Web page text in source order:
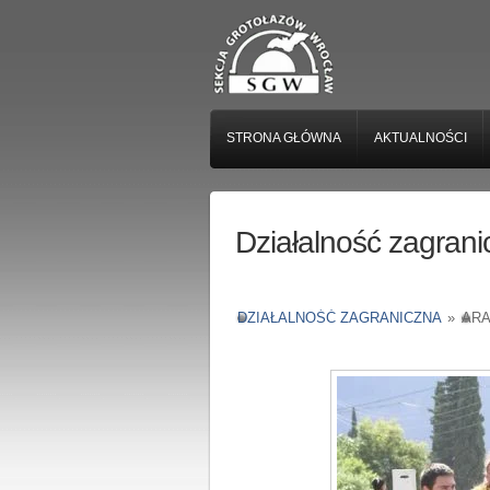
STRONA GŁÓWNA AKTUALNOŚCI
Działalność
DZIAŁALNOŚĆ ZAGRANICZNA »